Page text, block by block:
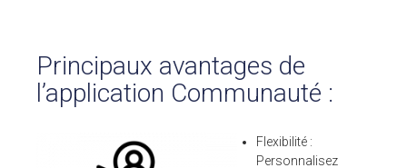
A PROPOS DE NOUS
L’entreprise
💻 DÉMONSTRATION
Principaux avantages de
l’application Communauté :
Flexibilité :
Personnalisez